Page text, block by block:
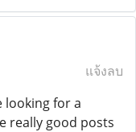
แจ้งลบ
looking for a
really good posts